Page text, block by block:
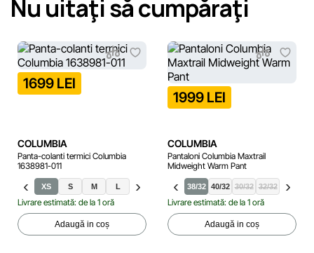
Nu uitaţi să cumpăraţi
1699 LEI
COLUMBIA
Panta-colanti termici Columbia
1638981-011
XS S M L XL
Livrare estimată: de la 1 oră
Adaugă in coș
1999 LEI
COLUMBIA
Pantaloni Columbia Maxtrail
Midweight Warm Pant
38/32 40/32 30/32 32/32 34/32
Livrare estimată: de la 1 oră
Adaugă in coș